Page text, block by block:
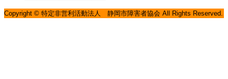
Copyright © 特定非営利活動法人 静岡市障害者協会 All Rights Reserved.